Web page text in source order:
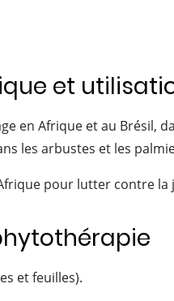
et
en Afrique et au
les arbustes et les
pour lutter contre
et feuilles).